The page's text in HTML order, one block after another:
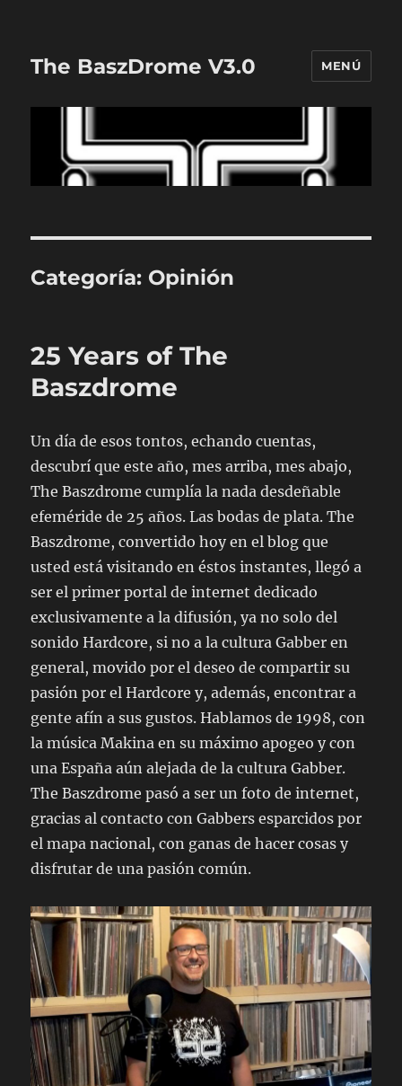
The BaszDrome V3.0 MENÚ
Categoría: Opinión
25 Years of The
Baszdrome
Un día de esos tontos, echando cuentas,
descubrí que este año, mes arriba, mes abajo,
The Baszdrome cumplía la nada desdeñable
efeméride de 25 años. Las bodas de plata. The
Baszdrome, convertido hoy en el blog que
usted está visitando en éstos instantes, llegó a
ser el primer portal de internet dedicado
exclusivamente a la difusión, ya no solo del
sonido Hardcore, si no a la cultura Gabber en
general, movido por el deseo de compartir su
pasión por el Hardcore y, además, encontrar a
gente afín a sus gustos. Hablamos de 1998, con
la música Makina en su máximo apogeo y con
una España aún alejada de la cultura Gabber.
The Baszdrome pasó a ser un foto de internet,
gracias al contacto con Gabbers esparcidos por
el mapa nacional, con ganas de hacer cosas y
disfrutar de una pasión común.